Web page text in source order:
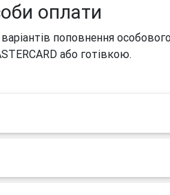
оплати
поповнення
або готівкою.